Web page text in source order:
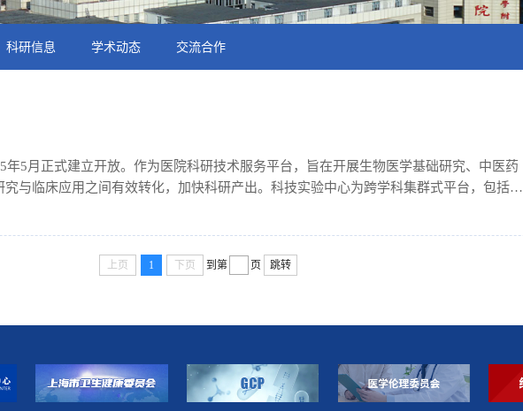
科研信息 学术动态 交流合作
年5月正式建立开放。作为医院科研技术服务平台，旨在开展生物医学基础研究、中医药
与临床应用之间有效转化，加快科研产出。科技实验中心为跨学科集群式平台，包括公
上页 1 下页 到第 页 跳转